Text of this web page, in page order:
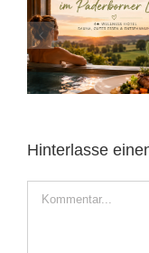
Alicante
2025:
Hinterlasse
Kommentar